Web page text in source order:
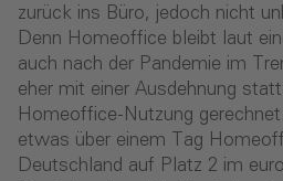
zurück ins Büro, jedoch nicht
Denn Homeoffice bleibt laut
auch nach der Pandemie im
eher mit einer Ausdehnung
Homeoffice-Nutzung
etwas über einem Tag
Deutschland auf Platz 2 im